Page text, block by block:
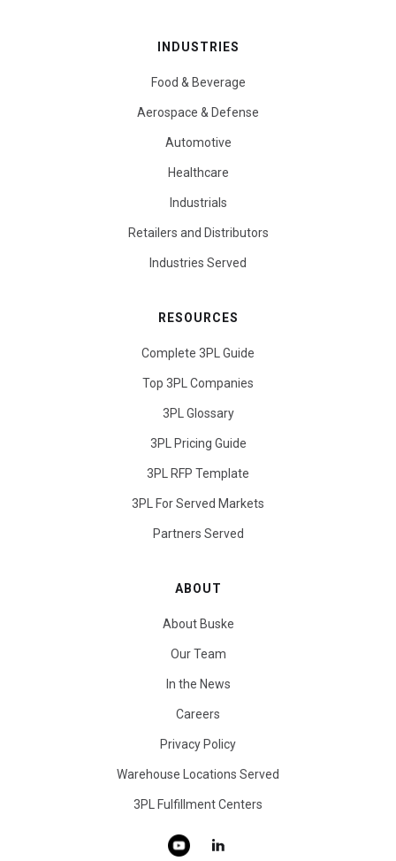
INDUSTRIES
Food & Beverage
Aerospace & Defense
Automotive
Healthcare
Industrials
Retailers and Distributors
Industries Served
RESOURCES
Complete 3PL Guide
Top 3PL Companies
3PL Glossary
3PL Pricing Guide
3PL RFP Template
3PL For Served Markets
Partners Served
ABOUT
About Buske
Our Team
In the News
Careers
Privacy Policy
Warehouse Locations Served
3PL Fulfillment Centers